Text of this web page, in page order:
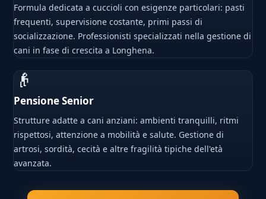
Formula dedicata a cuccioli con esigenze particolari: pasti
frequenti, supervisione costante, primi passi di
socializzazione. Professionisti specializzati nella gestione di
cani in fase di crescita a Longhena.
👴
Pensione Senior
Strutture adatte a cani anziani: ambienti tranquilli, ritmi
rispettosi, attenzione a mobilità e salute. Gestione di
artrosi, sordità, cecità e altre fragilità tipiche dell'età
avanzata.